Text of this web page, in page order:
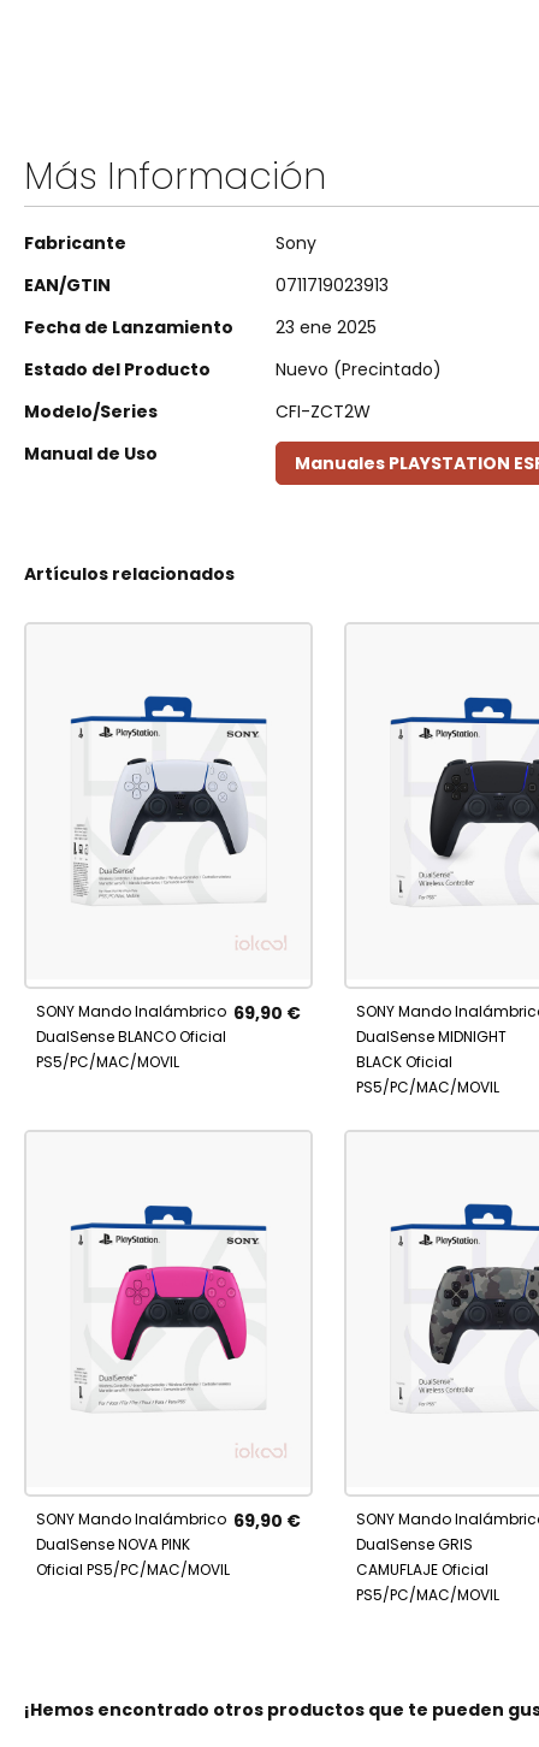
Más Información
Más
Fabricante
Sony
EAN/GTIN
0711719023913
Fecha de Lanzamiento
23 ene 2025
Estado del Producto
Nuevo (Precintado)
Modelo/Series
CFI-ZCT2W
Manual de Uso
Manuales PLAYSTATION
Artículos relacionados
SONY Mando Inalámbrico
DualSense BLANCO Oficial
PS5/PC/MAC/MOVIL
69,90 €
A
FAVORITOS
SONY Mando
DualSense MIDNIGHT
BLACK Oficial
PS5/PC/MAC/MOVIL
A
FAVORITOS
SONY Mando Inalámbrico
DualSense NOVA PINK
Oficial PS5/PC/MAC/MOVIL
69,90 €
A
FAVORITOS
SONY Mando
DualSense GRIS
CAMUFLAJE Oficial
PS5/PC/MAC/MOVIL
A
FAVORITOS
¡Hemos encontrado otros productos que te pueden